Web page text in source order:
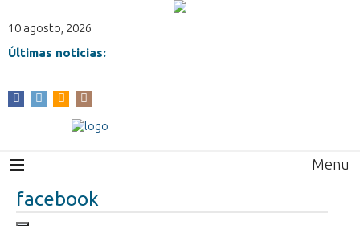
10 agosto, 2026
Últimas noticias:
Menu
facebook